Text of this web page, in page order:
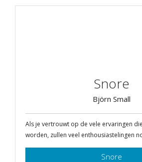
Snore
Björn Small
Als je vertrouwt op de vele ervaringen
worden, zullen veel enthousiastelingen
Snore